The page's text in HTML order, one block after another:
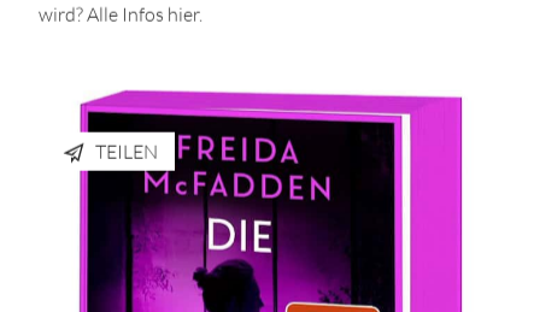
wird? Alle Infos hier.
TEILEN